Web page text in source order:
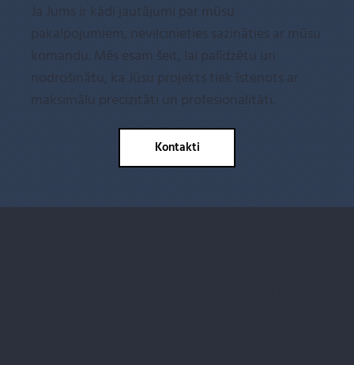
Ja Jums ir kādi jautājumi par mūsu
pakalpojumiem, nevilcinieties sazināties ar mūsu
komandu. Mēs esam šeit, lai palīdzētu un
nodrošinātu, ka Jūsu projekts tiek īstenots ar
maksimālu precizitāti un profesionalitāti.
Kontakti